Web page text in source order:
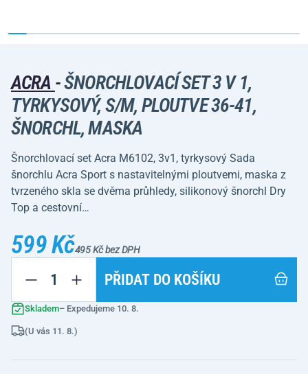
ACRA -ŠNORCHLOVACÍ SET 3 V 1,
TYRKYSOVÝ, S/M, PLOUTVE 36-41,
ŠNORCHL, MASKA
Šnorchlovací set Acra M6102, 3v1, tyrkysový Sada
šnorchlu Acra Sport s nastavitelnými ploutvemi, maska z
tvrzeného skla se dvěma průhledy, silikonový šnorchl Dry
Top a cestovní…
599 Kč495 Kč bez DPH
PŘIDAT DO KOŠÍKU
Skladem– Expedujeme 10. 8.
(U vás 11. 8.)